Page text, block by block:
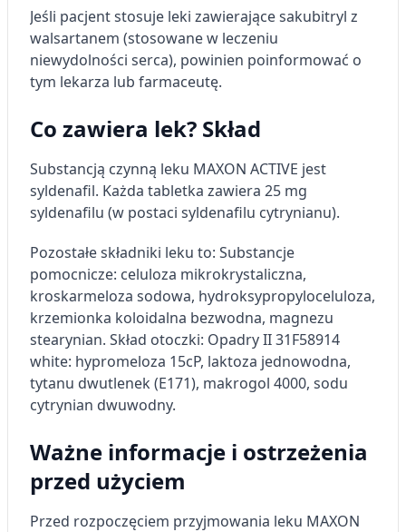
Jeśli pacjent stosuje leki zawierające sakubitryl z
walsartanem (stosowane w leczeniu
niewydolności serca), powinien poinformować o
tym lekarza lub farmaceutę.
Co zawiera lek? Skład
Substancją czynną leku MAXON ACTIVE jest
syldenafil. Każda tabletka zawiera 25 mg
syldenafilu (w postaci syldenafilu cytrynianu).
Pozostałe składniki leku to: Substancje
pomocnicze: celuloza mikrokrystaliczna,
kroskarmeloza sodowa, hydroksypropyloceluloza,
krzemionka koloidalna bezwodna, magnezu
stearynian. Skład otoczki: Opadry II 31F58914
white: hypromeloza 15cP, laktoza jednowodna,
tytanu dwutlenek (E171), makrogol 4000, sodu
cytrynian dwuwodny.
Ważne informacje i ostrzeżenia
przed użyciem
Przed rozpoczęciem przyjmowania leku MAXON